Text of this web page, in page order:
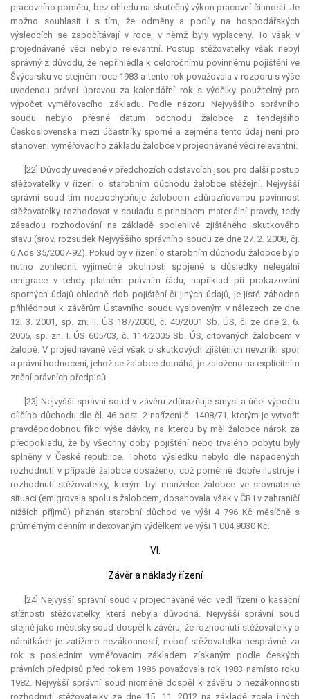
pracovního poměru, bez ohledu na skutečný výkon pracovní činnosti. Je
možno souhlasit i s tím, že odměny a podíly na hospodářských
výsledcích se započítávají v roce, v němž byly vyplaceny. To však v
projednávané věci nebylo relevantní. Postup stěžovatelky však nebyl
správný z důvodu, že nepřihlédla k celoročnímu povinnému pojištění ve
Švýcarsku ve stejném roce 1983 a tento rok považovala v rozporu s výše
uvedenou právní úpravou za kalendářní rok s výdělky použitelný pro
výpočet vyměřovacího základu. Podle názoru Nejvyššího správního
soudu nebylo přesné datum odchodu žalobce z tehdejšího
Československa mezi účastníky sporné a zejména tento údaj není pro
stanovení vyměřovacího základu žalobce v projednávané věci relevantní.
[22] Důvody uvedené v předchozích odstavcích jsou pro další postup
stěžovatelky v řízení o starobním důchodu žalobce stěžejní. Nejvyšší
správní soud tím nezpochybňuje žalobcem zdůrazňovanou povinnost
stěžovatelky rozhodovat v souladu s principem materiální pravdy, tedy
zásadou rozhodování na základě spolehlivě zjištěného skutkového
stavu (srov. rozsudek Nejvyššího správního soudu ze dne 27. 2. 2008, čj.
6 Ads 35/2007-92). Pokud by v řízení o starobním důchodu žalobce bylo
nutno zohlednit výjimečné okolnosti spojené s důsledky nelegální
emigrace v tehdy platném právním řádu, například při prokazování
sporných údajů ohledně dob pojištění či jiných údajů, je jistě záhodno
přihlédnout k závěrům Ústavního soudu vysloveným v nálezech ze dne
12. 3. 2001, sp. zn. II. ÚS 187/2000, č. 40/2001 Sb. ÚS, či ze dne 2. 6.
2005, sp. zn. I. ÚS 605/03, č. 114/2005 Sb. ÚS, citovaných žalobcem v
žalobě. V projednávané věci však o skutkových zjištěních nevznikl spor
a právní hodnocení, jehož se žalobce domáhá, je založeno na explicitním
znění právních předpisů.
[23] Nejvyšší správní soud v závěru zdůrazňuje smysl a účel výpočtu
dílčího důchodu dle čl. 46 odst. 2 nařízení č. 1408/71, kterým je vytvořit
pravděpodobnou fikci výše dávky, na kterou by měl žalobce nárok za
předpokladu, že by všechny doby pojištění nebo trvalého pobytu byly
splněny v České republice. Tohoto výsledku nebylo dle napadených
rozhodnutí v případě žalobce dosaženo, což poměrně dobře ilustruje i
rozhodnutí stěžovatelky, kterým byl manželce žalobce ve srovnatelné
situaci (emigrovala spolu s žalobcem, dosahovala však v ČR i v zahraničí
nižších příjmů) přiznán starobní důchod ve výši 4 796 Kč měsíčně s
průměrným denním indexovaným výdělkem ve výši 1 004,9030 Kč.
VI.
Závěr a náklady řízení
[24] Nejvyšší správní soud v projednávané věci vedl řízení o kasační
stížnosti stěžovatelky, která nebyla důvodná. Nejvyšší správní soud
stejně jako městský soud dospěl k závěru, že rozhodnutí stěžovatelky o
námitkách je zatíženo nezákonností, neboť stěžovatelka nesprávně za
rok s posledním vyměřovacím základem získaným podle českých
právních předpisů před rokem 1986 považovala rok 1983 namísto roku
1982. Nejvyšší správní soud nicméně dospěl k závěru o nezákonnosti
rozhodnutí stěžovatelky ze dne 15. 11. 2012 na základě zcela jiných